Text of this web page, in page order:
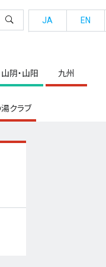
山阴・山阳 九州
クラブ
JA EN